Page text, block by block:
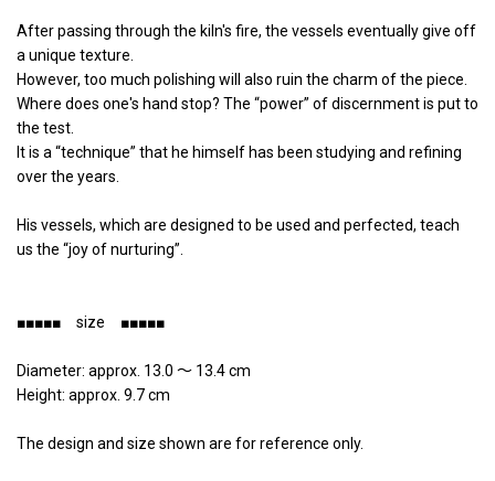
After passing through the kiln's fire, the vessels eventually give off
a unique texture.
However, too much polishing will also ruin the charm of the piece.
Where does one's hand stop? The “power” of discernment is put to
the test.
It is a “technique” that he himself has been studying and refining
over the years.
His vessels, which are designed to be used and perfected, teach
us the “joy of nurturing”.
■■■■■ size ■■■■■
Diameter: approx. 13.0 〜 13.4 cm
Height: approx. 9.7 cm
The design and size shown are for reference only.